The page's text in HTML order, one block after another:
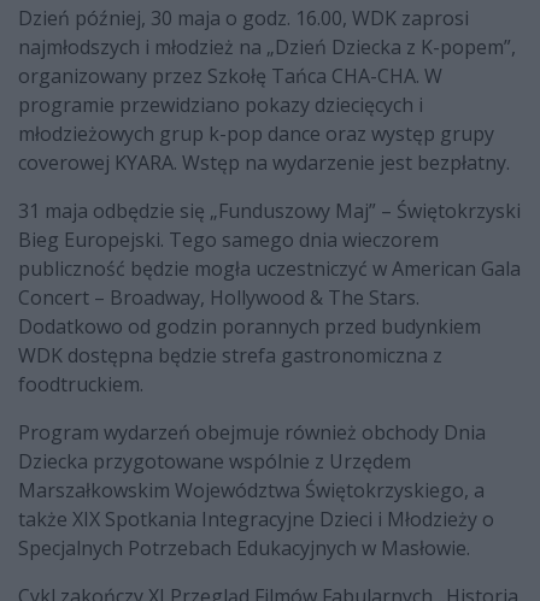
Dzień później, 30 maja o godz. 16.00, WDK zaprosi
najmłodszych i młodzież na „Dzień Dziecka z K-popem”,
organizowany przez Szkołę Tańca CHA-CHA. W
programie przewidziano pokazy dziecięcych i
młodzieżowych grup k-pop dance oraz występ grupy
coverowej KYARA. Wstęp na wydarzenie jest bezpłatny.
31 maja odbędzie się „Funduszowy Maj” – Świętokrzyski
Bieg Europejski. Tego samego dnia wieczorem
publiczność będzie mogła uczestniczyć w American Gala
Concert – Broadway, Hollywood & The Stars.
Dodatkowo od godzin porannych przed budynkiem
WDK dostępna będzie strefa gastronomiczna z
foodtruckiem.
Program wydarzeń obejmuje również obchody Dnia
Dziecka przygotowane wspólnie z Urzędem
Marszałkowskim Województwa Świętokrzyskiego, a
także XIX Spotkania Integracyjne Dzieci i Młodzieży o
Specjalnych Potrzebach Edukacyjnych w Masłowie.